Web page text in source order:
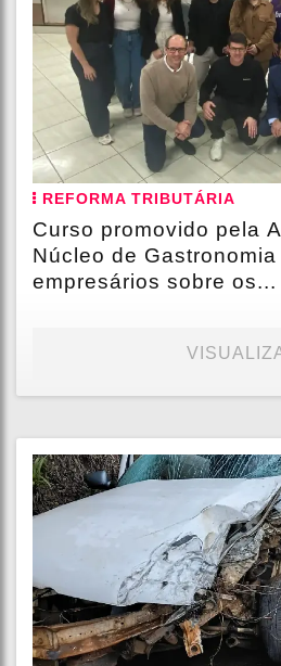
REFORMA TRIBUTÁRIA
Curso promovido pela
Núcleo de
empresários sobre os...